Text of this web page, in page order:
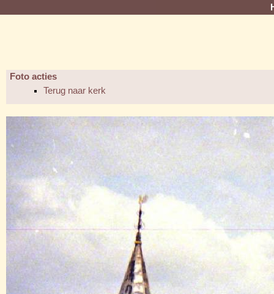
Foto acties
Terug naar kerk